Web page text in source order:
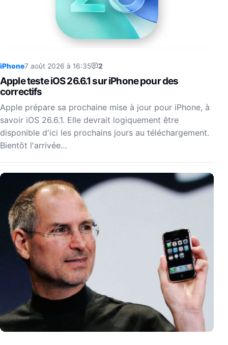
iPhone7 août 2026 à 16:35 2
Apple teste iOS 26.6.1 sur iPhone pour des
correctifs
Apple prépare sa prochaine mise à jour pour iPhone, à
savoir iOS 26.6.1. Elle devrait logiquement être
disponible d'ici les prochains jours au téléchargement.
Bientôt l'arrivée…